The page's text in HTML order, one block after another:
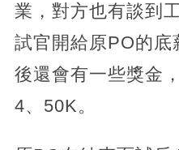
業， 對方也有談到
試官開給原PO的底
後還會有一些獎金
4、50K。